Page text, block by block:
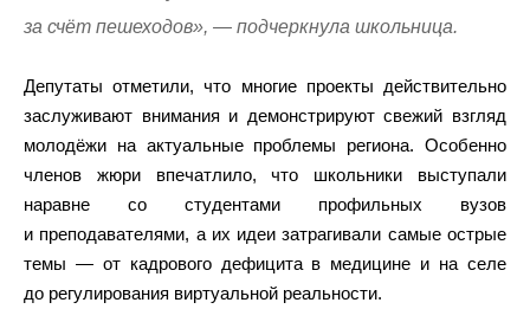
за счёт пешеходов», — подчеркнула школьница.
Депутаты отметили, что многие проекты действительно
заслуживают внимания и демонстрируют свежий взгляд
молодёжи на актуальные проблемы региона. Особенно
членов жюри впечатлило, что школьники выступали
наравне со студентами профильных вузов
и преподавателями, а их идеи затрагивали самые острые
темы — от кадрового дефицита в медицине и на селе
до регулирования виртуальной реальности.